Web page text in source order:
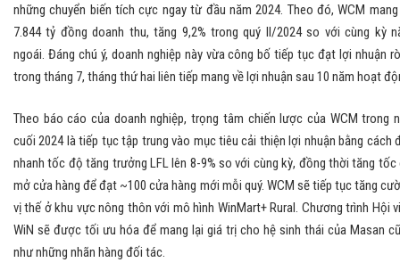
những chuyển biến tích cực ngay từ đầu năm 2024. Theo đó, WCM
7.844 tỷ đồng doanh thu, tăng 9,2% trong quý II/2024 so với cùng kỳ
ngoái. Đáng chú ý, doanh nghiệp này vừa công bố tiếp tục đạt lợi nhuận
trong tháng 7, tháng thứ hai liên tiếp mang về lợi nhuận sau 10 năm hoạt
Theo báo cáo của doanh nghiệp, trọng tâm chiến lược của WCM trong
cuối 2024 là tiếp tục tập trung vào mục tiêu cải thiện lợi nhuận bằng cách
nhanh tốc độ tăng trưởng LFL lên 8-9% so với cùng kỳ, đồng thời tăng tốc
mở cửa hàng để đạt ~100 cửa hàng mới mỗi quý. WCM sẽ tiếp tục tăng
vị thế ở khu vực nông thôn với mô hình WinMart+ Rural. Chương trình Hội
WiN sẽ được tối ưu hóa để mang lại giá trị cho hệ sinh thái của Masan
như những nhãn hàng đối tác.